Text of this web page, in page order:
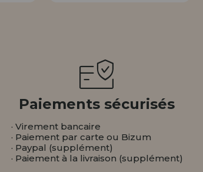
Paiements sécurisés
· Virement bancaire
· Paiement par carte ou Bizum
· Paypal (supplément)
· Paiement à la livraison (supplément)